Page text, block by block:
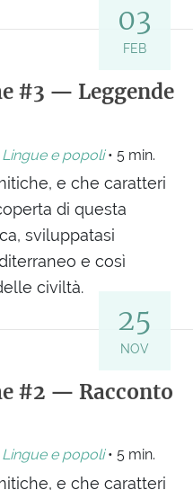
03
FEB
#3 — Leggende
Lingue e popoli• 5 min.
e che caratteri
di questa
sviluppatasi
e così
civiltà.
25
NOV
#2 — Racconto
Lingue e popoli• 5 min.
e che caratteri